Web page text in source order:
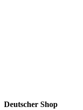
Deutscher Shop